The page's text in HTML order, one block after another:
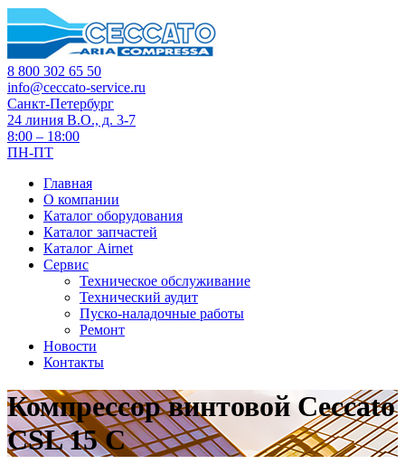
8 800 302 65 50
info@ceccato-service.ru
Санкт-Петербург
24 линия В.О., д. 3-7
8:00 – 18:00
ПН-ПТ
Главная
О компании
Каталог оборудования
Каталог запчастей
Каталог Airnet
Сервис
Техническое обслуживание
Технический аудит
Пуско-наладочные работы
Ремонт
Новости
Контакты
Компрессор винтовой Ceccato
CSL 15 C